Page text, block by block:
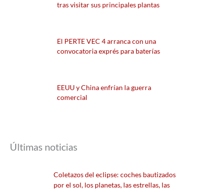
tras visitar sus principales plantas
El PERTE VEC 4 arranca con una
convocatoria exprés para baterías
EEUU y China enfrían la guerra
comercial
Últimas noticias
Coletazos del eclipse: coches bautizados
por el sol, los planetas, las estrellas, las